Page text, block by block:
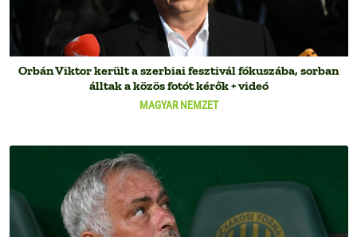
MAGYAR NEMZET
Orbán Viktor került a szerbiai fesztivál fókuszába, sorban
álltak a közös fotót kérők + videó